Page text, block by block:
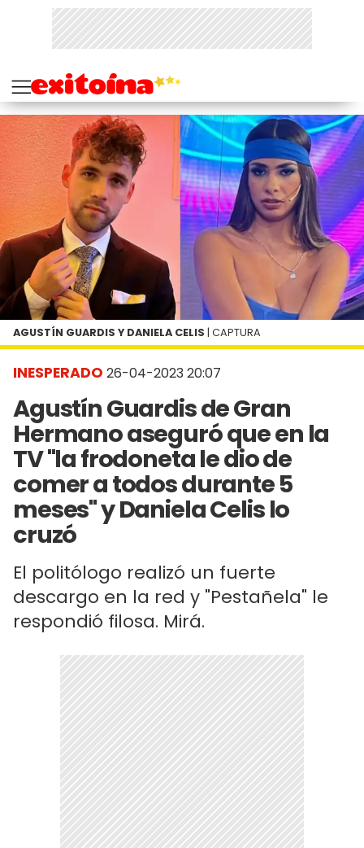
INESPERADO 26-04-2023 20:07
Agustín Guardis de Gran
Hermano aseguró que en la
TV "la frodoneta le dio de
comer a todos durante 5
meses" y Daniela Celis lo
cruzó
El politólogo realizó un fuerte
descargo en la red y "Pestañela" le
respondió filosa. Mirá.
AGUSTÍN GUARDIS Y DANIELA CELIS | CAPTURA